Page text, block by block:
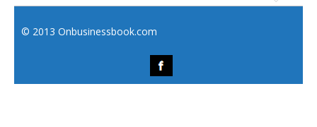
© 2013 Onbusinessbook.com